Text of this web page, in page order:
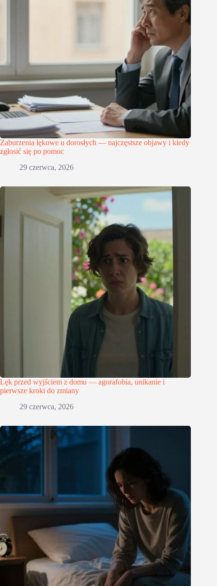
Zaburzenia lękowe u dorosłych — najczęstsze objawy i kiedy
zgłosić się po pomoc
29 czerwca, 2026
Lęk przed wyjściem z domu — agorafobia, unikanie i
pierwsze kroki do zmiany
29 czerwca, 2026